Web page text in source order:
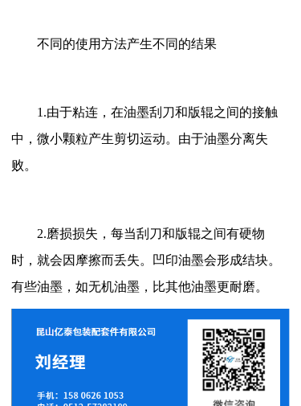
不同的使用方法产生不同的结果
1.由于粘连，在油墨刮刀和版辊之间的接触
中，微小颗粒产生剪切运动。由于油墨分离失
败。
2.磨损损失，每当刮刀和版辊之间有硬物
时，就会因摩擦而丢失。凹印油墨会形成结块。
有些油墨，如无机油墨，比其他油墨更耐磨。